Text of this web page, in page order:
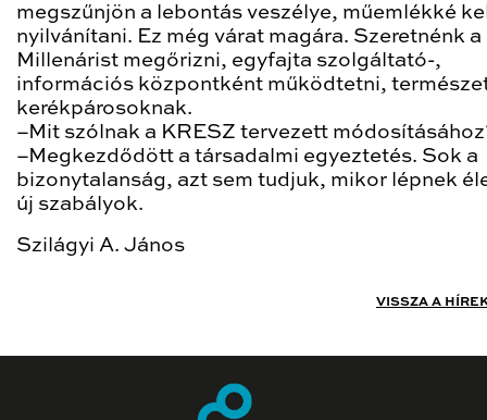
megszűnjön a lebontás veszélye, műemlékké
nyilvánítani. Ez még várat magára. Szeretnénk a
Millenárist megőrizni, egyfajta szolgáltató-,
információs központként működtetni,
kerékpárosoknak.
–Mit szólnak a KRESZ tervezett
–Megkezdődött a társadalmi egyeztetés. Sok a
bizonytalanság, azt sem tudjuk, mikor lépnek
új szabályok.
Szilágyi A. János
VISSZA A